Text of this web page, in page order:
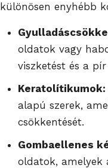
különösen enyhébb
oldatok vagy
viszketést és a
Keratolítikumok:
alapú szerek,
csökkentését.
Gombaellenes
oldatok, amelyek